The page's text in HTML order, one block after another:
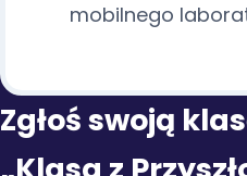
mobilnego
Zgłoś swoją